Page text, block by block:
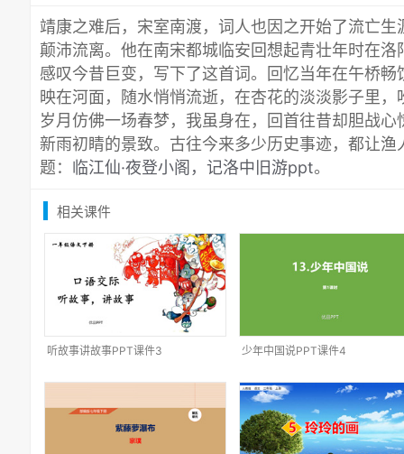
靖康之难后，宋室南渡，词人也因之开始了流亡
颠沛流离。他在南宋都城临安回想起青壮年时在
感叹今昔巨变，写下了这首词。回忆当年在午桥
映在河面，随水悄悄流逝，在杏花的淡淡影子里
岁月仿佛一场春梦，我虽身在，回首往昔却胆战
新雨初睛的景致。古往今来多少历史事迹，都让
题： 临江仙·夜登小阁，记洛中旧游ppt。
相关课件
听故事讲故事PPT课件3 少年中国说PPT课件4